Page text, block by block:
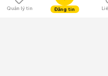
Quản lý tin Đăng tin